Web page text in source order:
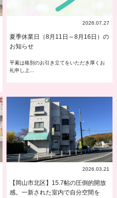
2026.07.27
夏季休業日（8月11日～8月16日）の
お知らせ
平素は格別のお引き立てをいただき厚くお
礼申し上...
2026.03.21
【岡山市北区】15.7帖の圧倒的開放
感。一新された室内で自分空間を